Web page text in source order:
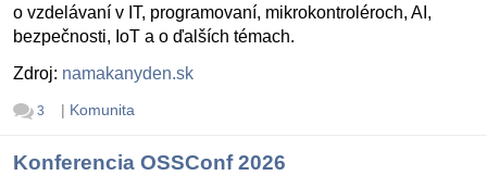
o vzdelávaní v IT, programovaní, mikrokontroléroch, AI,
bezpečnosti, IoT a o ďalších témach.
Zdroj: namakanyden.sk
3 | Komunita
Konferencia OSSConf 2026